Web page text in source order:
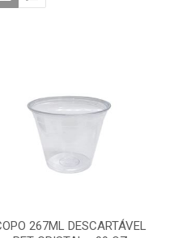
267ML DESCARTÁVEL